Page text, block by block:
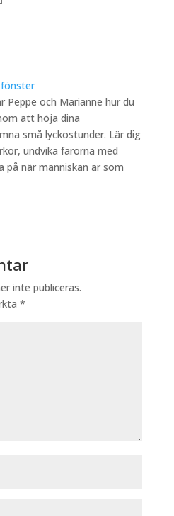
Peppe och Marianne hur du
att höja dina
små lyckostunder. Lär dig
undvika farorna med
på när människan är som
inte publiceras.
*